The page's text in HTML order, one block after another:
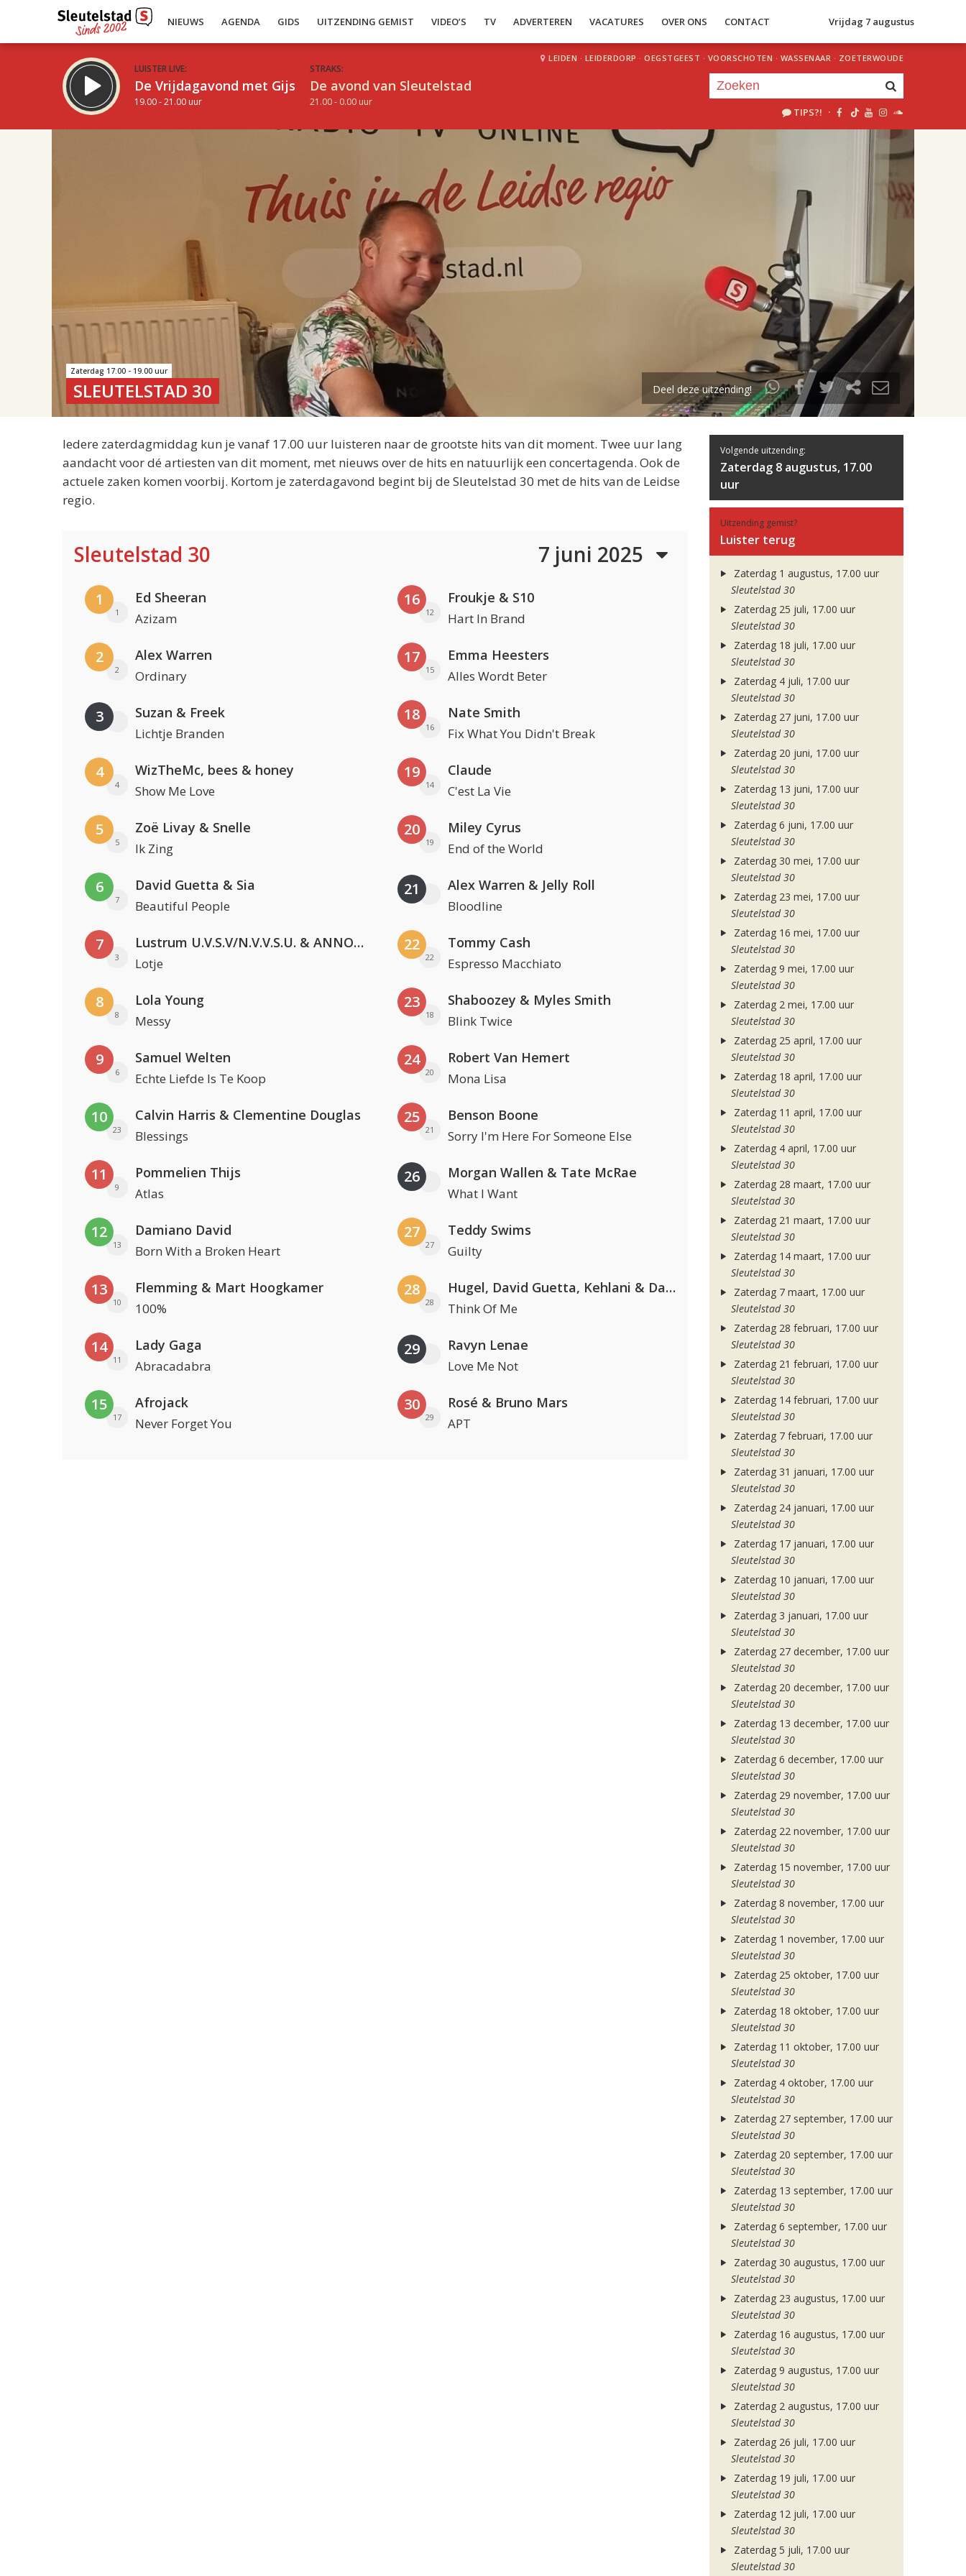
NIEUWS AGENDA GIDS UITZENDING GEMIST VIDEO’S TV ADVERTEREN VACATURES OVER ONS CONTACT Vrijdag 7 augustus
LUISTER LIVE:
De Vrijdagavond met Gijs
19.00 - 21.00 uur
STRAKS:
De avond van Sleutelstad
21.00 - 0.00 uur
LEIDEN · LEIDERDORP · OEGSTGEEST · VOORSCHOTEN · WASSENAAR · ZOETERWOUDE
TIPS?! ·
uur 1 van 2
Volgend uur
Zaterdag 17.00 - 19.00 uur
SLEUTELSTAD 30 Deel deze uitzending!
Iedere zaterdagmiddag kun je vanaf 17.00 uur luisteren naar de grootste hits van dit moment. Twee uur lang
aandacht voor dé artiesten van dit moment, met nieuws over de hits en natuurlijk een concertagenda. Ook de
actuele zaken komen voorbij. Kortom je zaterdagavond begint bij de Sleutelstad 30 met de hits van de Leidse
regio.
Sleutelstad 30 7 juni 2025
1
1
Ed Sheeran
Azizam
2
2
Alex Warren
Ordinary
3 Suzan & Freek
Lichtje Branden
4
4
WizTheMc, bees & honey
Show Me Love
5
5
Zoë Livay & Snelle
Ik Zing
6
7
David Guetta & Sia
Beautiful People
7
3
Lustrum U.V.S.V/N.V.V.S.U. & ANNO ONS & Jopke van Dobbenburgh & Roeland Beelen
Lotje
8
8
Lola Young
Messy
9
6
Samuel Welten
Echte Liefde Is Te Koop
10
23
Calvin Harris & Clementine Douglas
Blessings
11
9
Pommelien Thijs
Atlas
12
13
Damiano David
Born With a Broken Heart
13
10
Flemming & Mart Hoogkamer
100%
14
11
Lady Gaga
Abracadabra
15
17
Afrojack
Never Forget You
16
12
Froukje & S10
Hart In Brand
17
15
Emma Heesters
Alles Wordt Beter
18
16
Nate Smith
Fix What You Didn't Break
19
14
Claude
C'est La Vie
20
19
Miley Cyrus
End of the World
21 Alex Warren & Jelly Roll
Bloodline
22
22
Tommy Cash
Espresso Macchiato
23
18
Shaboozey & Myles Smith
Blink Twice
24
20
Robert Van Hemert
Mona Lisa
25
21
Benson Boone
Sorry I'm Here For Someone Else
26 Morgan Wallen & Tate McRae
What I Want
27
27
Teddy Swims
Guilty
28
28
Hugel, David Guetta, Kehlani & Daecolm
Think Of Me
29 Ravyn Lenae
Love Me Not
30
29
Rosé & Bruno Mars
APT
Volgende uitzending:
Zaterdag 8 augustus, 17.00
uur
Uitzending gemist?
Luister terug
Zaterdag 1 augustus, 17.00 uur
Sleutelstad 30
Zaterdag 25 juli, 17.00 uur
Sleutelstad 30
Zaterdag 18 juli, 17.00 uur
Sleutelstad 30
Zaterdag 4 juli, 17.00 uur
Sleutelstad 30
Zaterdag 27 juni, 17.00 uur
Sleutelstad 30
Zaterdag 20 juni, 17.00 uur
Sleutelstad 30
Zaterdag 13 juni, 17.00 uur
Sleutelstad 30
Zaterdag 6 juni, 17.00 uur
Sleutelstad 30
Zaterdag 30 mei, 17.00 uur
Sleutelstad 30
Zaterdag 23 mei, 17.00 uur
Sleutelstad 30
Zaterdag 16 mei, 17.00 uur
Sleutelstad 30
Zaterdag 9 mei, 17.00 uur
Sleutelstad 30
Zaterdag 2 mei, 17.00 uur
Sleutelstad 30
Zaterdag 25 april, 17.00 uur
Sleutelstad 30
Zaterdag 18 april, 17.00 uur
Sleutelstad 30
Zaterdag 11 april, 17.00 uur
Sleutelstad 30
Zaterdag 4 april, 17.00 uur
Sleutelstad 30
Zaterdag 28 maart, 17.00 uur
Sleutelstad 30
Zaterdag 21 maart, 17.00 uur
Sleutelstad 30
Zaterdag 14 maart, 17.00 uur
Sleutelstad 30
Zaterdag 7 maart, 17.00 uur
Sleutelstad 30
Zaterdag 28 februari, 17.00 uur
Sleutelstad 30
Zaterdag 21 februari, 17.00 uur
Sleutelstad 30
Zaterdag 14 februari, 17.00 uur
Sleutelstad 30
Zaterdag 7 februari, 17.00 uur
Sleutelstad 30
Zaterdag 31 januari, 17.00 uur
Sleutelstad 30
Zaterdag 24 januari, 17.00 uur
Sleutelstad 30
Zaterdag 17 januari, 17.00 uur
Sleutelstad 30
Zaterdag 10 januari, 17.00 uur
Sleutelstad 30
Zaterdag 3 januari, 17.00 uur
Sleutelstad 30
Zaterdag 27 december, 17.00 uur
Sleutelstad 30
Zaterdag 20 december, 17.00 uur
Sleutelstad 30
Zaterdag 13 december, 17.00 uur
Sleutelstad 30
Zaterdag 6 december, 17.00 uur
Sleutelstad 30
Zaterdag 29 november, 17.00 uur
Sleutelstad 30
Zaterdag 22 november, 17.00 uur
Sleutelstad 30
Zaterdag 15 november, 17.00 uur
Sleutelstad 30
Zaterdag 8 november, 17.00 uur
Sleutelstad 30
Zaterdag 1 november, 17.00 uur
Sleutelstad 30
Zaterdag 25 oktober, 17.00 uur
Sleutelstad 30
Zaterdag 18 oktober, 17.00 uur
Sleutelstad 30
Zaterdag 11 oktober, 17.00 uur
Sleutelstad 30
Zaterdag 4 oktober, 17.00 uur
Sleutelstad 30
Zaterdag 27 september, 17.00 uur
Sleutelstad 30
Zaterdag 20 september, 17.00 uur
Sleutelstad 30
Zaterdag 13 september, 17.00 uur
Sleutelstad 30
Zaterdag 6 september, 17.00 uur
Sleutelstad 30
Zaterdag 30 augustus, 17.00 uur
Sleutelstad 30
Zaterdag 23 augustus, 17.00 uur
Sleutelstad 30
Zaterdag 16 augustus, 17.00 uur
Sleutelstad 30
Zaterdag 9 augustus, 17.00 uur
Sleutelstad 30
Zaterdag 2 augustus, 17.00 uur
Sleutelstad 30
Zaterdag 26 juli, 17.00 uur
Sleutelstad 30
Zaterdag 19 juli, 17.00 uur
Sleutelstad 30
Zaterdag 12 juli, 17.00 uur
Sleutelstad 30
Zaterdag 5 juli, 17.00 uur
Sleutelstad 30